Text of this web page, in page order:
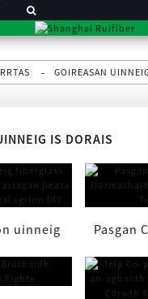
GOIREASAN
IS DORAIS
uinneig
airson
Pasgan